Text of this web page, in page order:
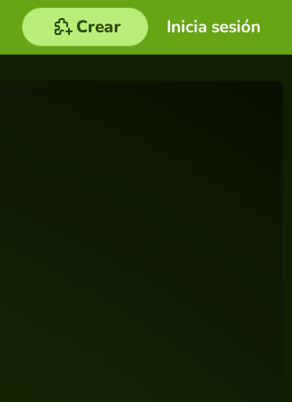
Inicia sesión
Crear